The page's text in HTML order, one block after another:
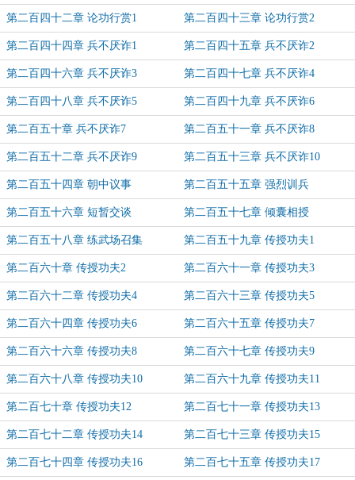
第二百四十二章 论功行赏1 第二百四十三章 论功行赏2
第二百四十四章 兵不厌诈1 第二百四十五章 兵不厌诈2
第二百四十六章 兵不厌诈3 第二百四十七章 兵不厌诈4
第二百四十八章 兵不厌诈5 第二百四十九章 兵不厌诈6
第二百五十章 兵不厌诈7 第二百五十一章 兵不厌诈8
第二百五十二章 兵不厌诈9 第二百五十三章 兵不厌诈10
第二百五十四章 朝中议事 第二百五十五章 强烈训兵
第二百五十六章 短暂交谈 第二百五十七章 倾囊相授
第二百五十八章 练武场召集 第二百五十九章 传授功夫1
第二百六十章 传授功夫2 第二百六十一章 传授功夫3
第二百六十二章 传授功夫4 第二百六十三章 传授功夫5
第二百六十四章 传授功夫6 第二百六十五章 传授功夫7
第二百六十六章 传授功夫8 第二百六十七章 传授功夫9
第二百六十八章 传授功夫10 第二百六十九章 传授功夫11
第二百七十章 传授功夫12 第二百七十一章 传授功夫13
第二百七十二章 传授功夫14 第二百七十三章 传授功夫15
第二百七十四章 传授功夫16 第二百七十五章 传授功夫17